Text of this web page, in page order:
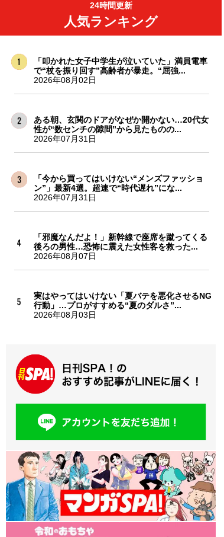
24時間更新
人気ランキング
「叩かれた女子中学生が泣いていた」満員電車
で“杖を振り回す”高齢者が暴走。“屈強...
2026年08月02日
ある朝、玄関のドアがなぜか開かない…20代女
性が“数センチの隙間”から見たものの...
2026年07月31日
「今から買ってはいけない“メンズファッショ
ン”」最新4選。超速で“時代遅れ”にな...
2026年07月31日
「邪魔なんだよ！」新幹線で座席を蹴ってくる
後ろの男性…恐怖に震えた女性客を救った...
2026年08月07日
実はやってはいけない「夏バテを悪化させるNG
行動」…プロがすすめる“夏のダルさ”...
2026年08月03日